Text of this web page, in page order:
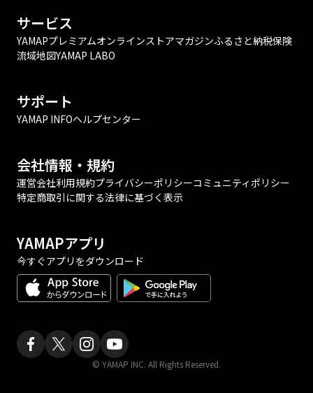
サービス
YAMAPプレミアムオンラインストアマガジンふるさと納税保険
流域地図YAMAP LABO
サポート
YAMAP INFOヘルプセンター
会社情報・規約
運営会社利用規約プライバシーポリシーコミュニティポリシー
特定商取引に関する法律に基づく表示
YAMAPアプリ
今すぐアプリをダウンロード
© YAMAP INC. All Rights Reserved.